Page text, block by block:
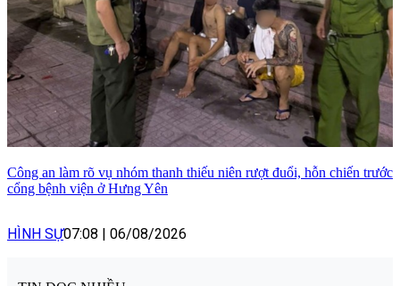
Công an làm rõ vụ nhóm thanh thiếu niên rượt đuổi, hỗn chiến trước
cổng bệnh viện ở Hưng Yên
HÌNH SỰ07:08 | 06/08/2026